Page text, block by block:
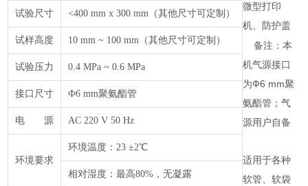
试验尺寸 <400 mm x 300 mm（其他尺寸可定制）
试样高度 10 mm ~ 100 mm（其他尺寸可定制）
试验压力 0.4 MPa ~ 0.6 MPa
接口尺寸 Ф6 mm聚氨酯管
电 源 AC 220 V 50 Hz
环境要求
环境温度：23 ±2℃
相对湿度：最高80%，无凝露
微型打印
机、防护盖
备注：本
机气源接口
为Ф6 mm聚
氨酯管；气
源用户自备
适用于各种
软管、软袋